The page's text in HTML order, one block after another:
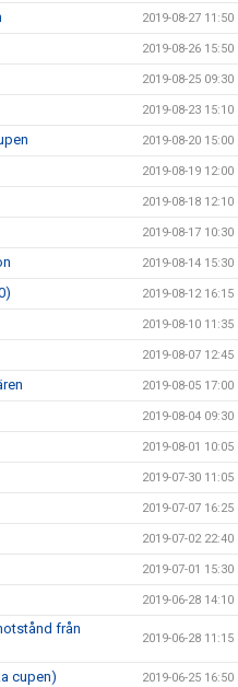
2019-08-27 11:50
2019-08-26 15:50
2019-08-25 09:30
2019-08-23 15:10
2019-08-20 15:00
2019-08-19 12:00
2019-08-18 12:10
2019-08-17 10:30
2019-08-14 15:30
2019-08-12 16:15
2019-08-10 11:35
2019-08-07 12:45
2019-08-05 17:00
2019-08-04 09:30
2019-08-01 10:05
2019-07-30 11:05
2019-07-07 16:25
2019-07-02 22:40
2019-07-01 15:30
2019-06-28 14:10
från
2019-06-28 11:15
cupen) 2019-06-25 16:50